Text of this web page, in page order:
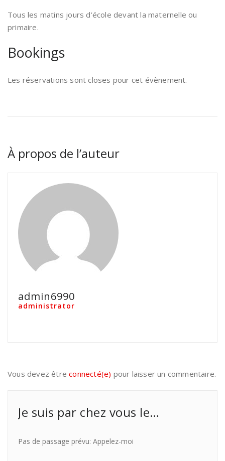
Tous les matins jours d’école devant la maternelle ou
primaire.
Bookings
Les réservations sont closes pour cet évènement.
À propos de l’auteur
admin6990
administrator
Vous devez êtreconnecté(e) pour laisser un commentaire.
Je suis par chez vous le…
Pas de passage prévu: Appelez-moi